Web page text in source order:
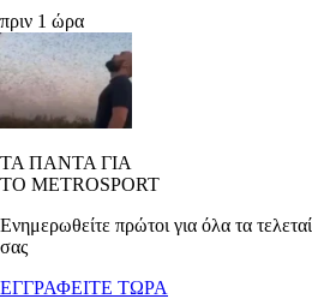
πριν 1 ώρα
ΤΑ ΠΑΝΤΑ ΓΙΑ
ΤΟ METROSPORT
Ενημερωθείτε πρώτοι για όλα τα
σας
ΕΓΓΡΑΦΕΙΤΕ ΤΩΡΑ